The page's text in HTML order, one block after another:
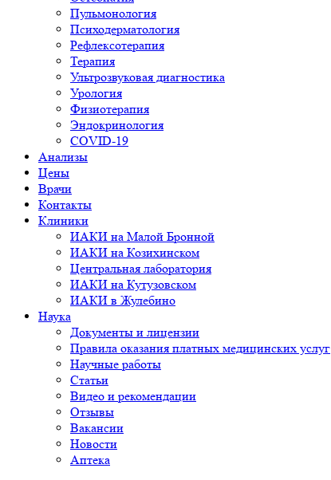
Пульмонология
Психодерматология
Рефлексотерапия
Терапия
Ультрозвуковая диагностика
Урология
Физиотерапия
Эндокринология
COVID-19
Анализы
Цены
Врачи
Контакты
Клиники
ИАКИ на Малой Бронной
ИАКИ на Козихинском
Центральная лаборатория
ИАКИ на Кутузовском
ИАКИ в Жулебино
Наука
Документы и лицензии
Правила оказания платных медицинских услуг
Научные работы
Статьи
Видео и рекомендации
Отзывы
Вакансии
Новости
Аптека